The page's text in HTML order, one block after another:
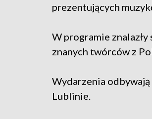
prezentujących
W programie
znanych twórców z
Wydarzenia
Lublinie.